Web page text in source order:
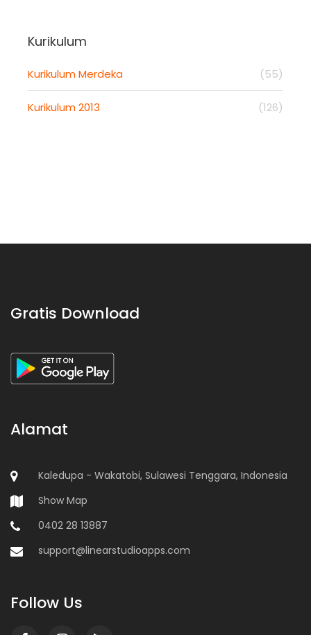
Kurikulum
Kurikulum Merdeka (55)
Kurikulum 2013 (126)
Gratis Download
Alamat
Kaledupa - Wakatobi, Sulawesi Tenggara, Indonesia
Show Map
0402 28 13887
support@linearstudioapps.com
Follow Us